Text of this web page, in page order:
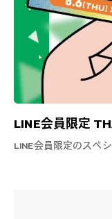
LINE会員限定
LINE会員限定のスペ